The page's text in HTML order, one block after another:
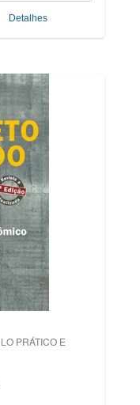
Detalhes
PRÁTICO E